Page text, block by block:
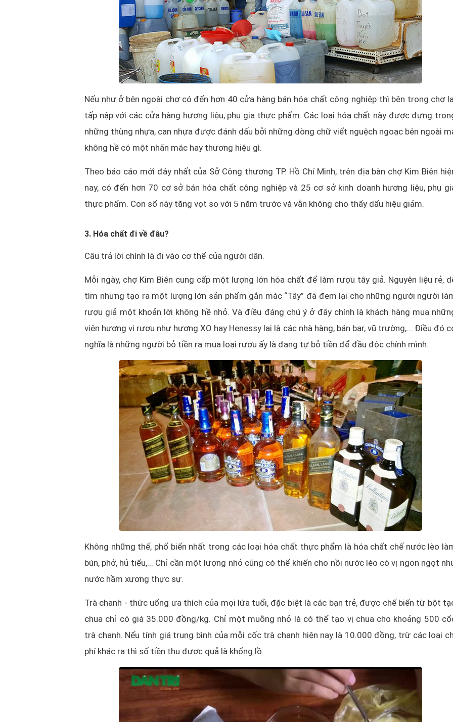
Nếu như ở bên ngoài chợ có đến hơn 40 cửa hàng bán hóa chất công nghiệp thì bên trong chợ
tấp nập với các cửa hàng hương liệu, phụ gia thực phẩm. Các loại hóa chất này được đựng
những thùng nhựa, can nhựa được đánh dấu bởi những dòng chữ viết nguệch ngoạc bên ngoài
không hề có một nhãn mác hay thương hiệu gì.
Theo báo cáo mới đây nhất của Sở Công thương TP. Hồ Chí Minh, trên địa bàn chợ Kim Biên
nay, có đến hơn 70 cơ sở bán hóa chất công nghiệp và 25 cơ sở kinh doanh hương liệu, phụ
thực phẩm. Con số này tăng vọt so với 5 năm trước và vẫn không cho thấy dấu hiệu giảm.
3. Hóa chất đi về đâu?
Câu trả lời chính là đi vào cơ thể của người dân.
Mỗi ngày, chợ Kim Biên cung cấp một lượng lớn hóa chất để làm rượu tây giả. Nguyên liệu rẻ,
tìm nhưng tạo ra một lượng lớn sản phẩm gắn mác “Tây” đã đem lại cho những người người
rượu giả một khoản lời không hề nhỏ. Và điều đáng chú ý ở đây chính là khách hàng mua
viên hương vị rượu như hương XO hay Henessy lại là các nhà hàng, bán bar, vũ trường,... Điều đó
nghĩa là những người bỏ tiền ra mua loại rượu ấy là đang tự bỏ tiền để đầu độc chính mình.
Không những thế, phổ biến nhất trong các loại hóa chất thực phẩm là hóa chất chế nước lèo
bún, phở, hủ tiếu,... Chỉ cần một lượng nhỏ cũng có thể khiến cho nồi nước lèo có vị ngon ngọt
nước hầm xương thực sự.
Trà chanh - thức uống ưa thích của mọi lứa tuổi, đặc biệt là các bạn trẻ, được chế biến từ bột
chua chỉ có giá 35.000 đồng/kg. Chỉ một muỗng nhỏ là có thể tạo vị chua cho khoảng 500
trà chanh. Nếu tính giá trung bình của mỗi cốc trà chanh hiện nay là 10.000 đồng, trừ các loại
phí khác ra thì số tiền thu được quả là khổng lồ.